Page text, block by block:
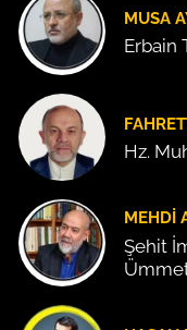
MUSA
Erbain
Hz.
MEHDI
Şehit